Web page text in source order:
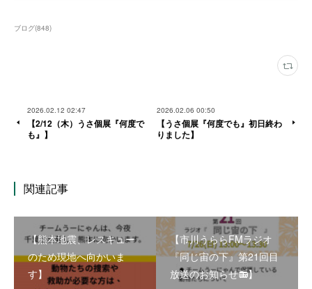
ブログ(848)
2026.02.12 02:47
【2/12（木）うさ個展『何度で
も』】
2026.02.06 00:50
【うさ個展『何度でも』初日終わ
りました】
関連記事
【熊本地震、レスキュー
のため現地へ向かいま
す】
【市川うららFMラジオ
『同じ宙の下』第21回目
放送のお知らせ📻】